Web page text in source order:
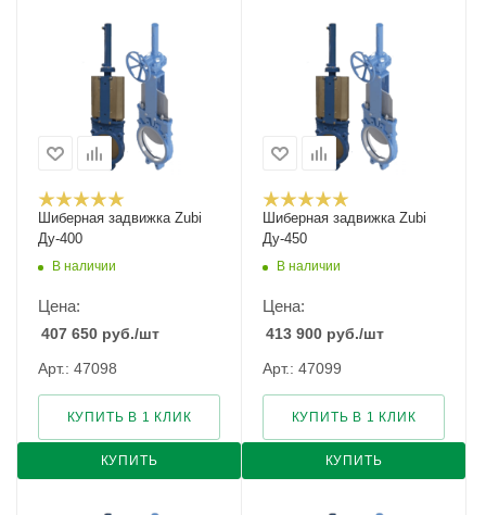
Шиберная задвижка Zubi
Ду-400
В наличии
Цена:
407 650 руб./шт
Арт.: 47098
КУПИТЬ
КУПИТЬ В 1 КЛИК
Шиберная задвижка Zubi
Ду-450
В наличии
Цена:
413 900 руб./шт
Арт.: 47099
КУПИТЬ
КУПИТЬ В 1 КЛИК